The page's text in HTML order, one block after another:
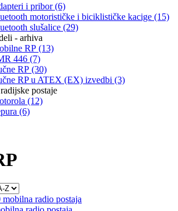
i pribor (6)
motorističke i biciklističke kacige (15)
slušalice (29)
- arhiva
RP (13)
446 (7)
RP (30)
RP u ATEX (EX) izvedbi (3)
postaje
(12)
(6)